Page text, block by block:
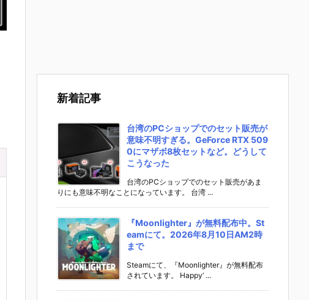
新着記事
台湾のPCショップでのセット販売が
意味不明すぎる。GeForce RTX 509
0にマザボ8枚セットなど。どうして
こうなった
台湾のPCショップでのセット販売があま
りにも意味不明なことになっています。 台湾 ...
『Moonlighter』が無料配布中。St
eamにて。2026年8月10日AM2時
まで
Steamにて、『Moonlighter』が無料配布
されています。 Happy’ ...